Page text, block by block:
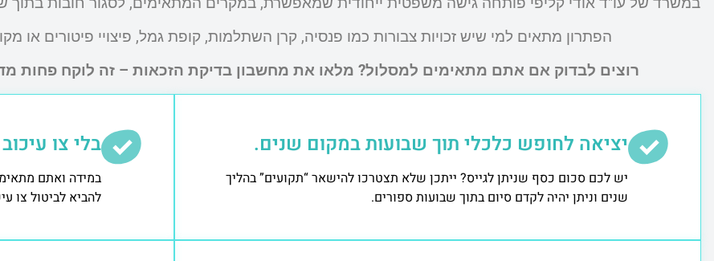
הפתרון מתאים למי שיש זכויות צבורות כמו פנסיה, קרן השתלמות, קופת גמל, פיצויי פיטורים או
רוצים לבדוק אם אתם מתאימים למסלול? מלאו את מחשבון בדיקת הזכאות – זה לוקח פחות
יציאה לחופש כלכלי תוך שבועות במקום שנים.
יש לכם סכום כסף שניתן לגייס? ייתכן שלא תצטרכו להישאר “תקועים” בהליך
שנים וניתן יהיה לקדם סיום בתוך שבועות ספורים.
בלי צו
במידה ואתם
להביא לביטול צו